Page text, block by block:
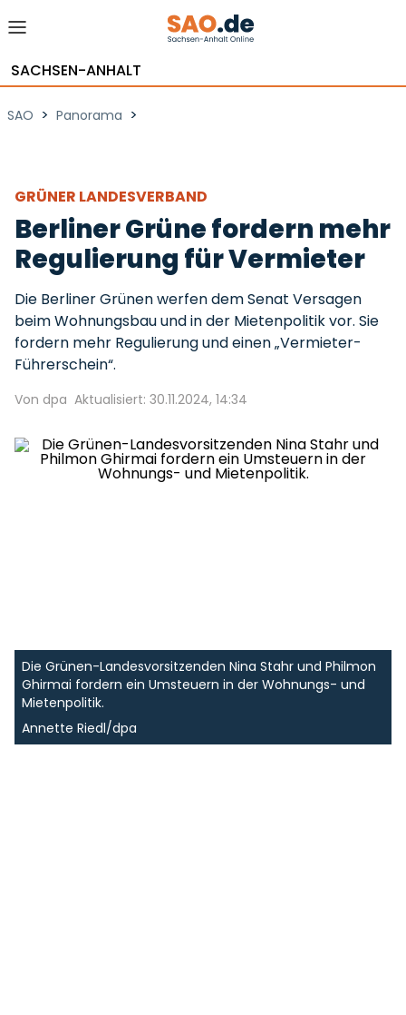
SACHSEN-ANHALT
SAO > Panorama >
GRÜNER LANDESVERBAND
Berliner Grüne fordern mehr
Regulierung für Vermieter
Die Berliner Grünen werfen dem Senat Versagen
beim Wohnungsbau und in der Mietenpolitik vor. Sie
fordern mehr Regulierung und einen „Vermieter-
Führerschein“.
Von dpa Aktualisiert: 30.11.2024, 14:34
Die Grünen-Landesvorsitzenden Nina Stahr und Philmon
Ghirmai fordern ein Umsteuern in der Wohnungs- und
Mietenpolitik.
Annette Riedl/dpa